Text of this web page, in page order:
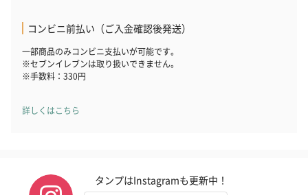
コンビニ前払い（ご入金確認後発送）
一部商品のみコンビニ支払いが可能です。
※セブンイレブンは取り扱いできません。
※手数料：330円
詳しくはこちら
タンプはInstagramも更新中！